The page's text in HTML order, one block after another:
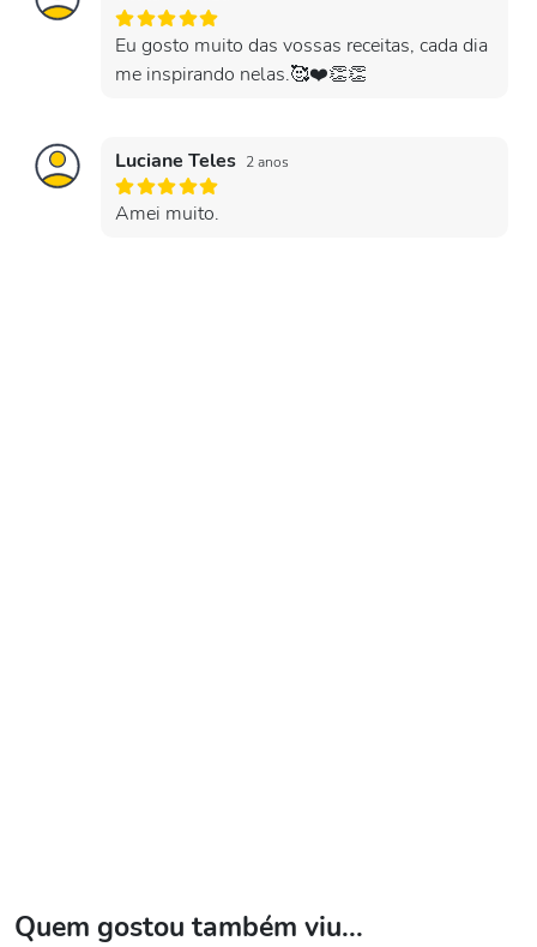
Eu gosto muito das vossas receitas, cada dia
me inspirando nelas.🥰❤️👏👏
Luciane Teles 2 anos
Amei muito.
Quem gostou também viu...